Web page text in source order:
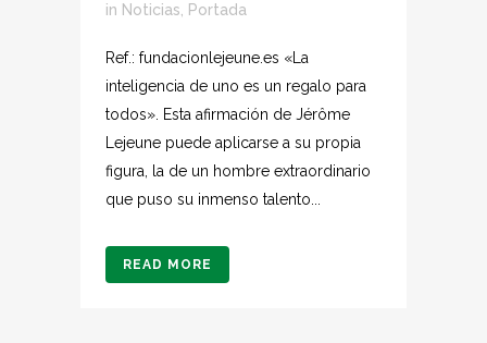
in Noticias Portada
Ref.: fundacionlejeune.es «La
inteligencia de uno es un regalo para
todos». Esta afirmación de Jérôme
Lejeune puede aplicarse a su propia
figura, la de un hombre extraordinario
que puso su inmenso talento...
READ MORE